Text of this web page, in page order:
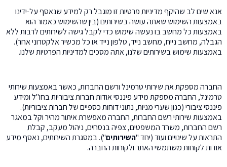
אנא שים לב שהיקף מדיניות פרטיות זו מוגבל רק למידע שנאסף על-ידינו
באמצעות השימוש שאתה עושה בשירותים (בין שהשימוש כאמור הוא
באמצעות כל מחשב בו נעשה שימוש כדי לקבל גישה לשירותים לרבות ללא
הגבלה, מחשב נייח, מחשב נייד, טלפון נייד או כל מכשיר אלקטרוני אחר).
באמצעות שימוש בשירותים שלנו, אתה מסכים למדיניות הפרטיות שלנו.
החברה מספקת את שירותי טרמינל ורשם החברות, כאשר באמצעות שירותי
טרמינל, החברה מספקת מידע פיננסי אודות חברות ציבוריות בחו"ל ומידע
פיננסי ציבורי (כגון שערי מניות, נתוני דוחות כספיים של חברות ציבוריות).
באמצעות שירותי רשם החברות, החברה מאפשרת איתור מהיר וקל במאגר
רשם החברות, משרד המשפטים, צפיה בנסחים, ניהול מעקב, קבלת
התראות על שינויים ועוד (יחד "השירותים"). במסגרת השירותים, נאסף מידע
אודות לקוחות משתמשי האתר ולקוחות החברה.